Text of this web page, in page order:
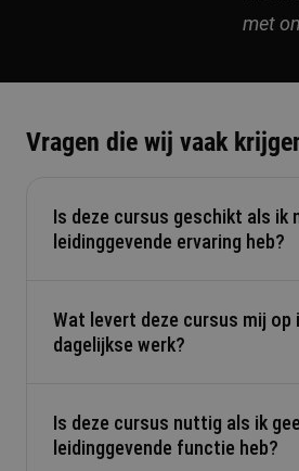
met
Vragen die wij vaak
Is deze cursus geschikt als ik
leidinggevende ervaring heb?
Ja. Je leert de basis van
communicatie. De cursus helpt
Wat levert deze cursus mij op
dagelijkse werk?
Je leert duidelijker
geven en lastige gesprekken
Is deze cursus nuttig als ik
leidinggevende functie heb?